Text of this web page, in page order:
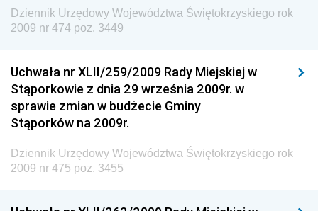
Dziennik Urzędowy Ministra Środowiska i Głównego
Inspektora Ochrony Środowiska
Dziennik Urzędowy Ministerstwa Kultury, Dziedzictwa
Narodowego i Sportu
Dziennik Urzędowy Ministra Finansów, Funduszy i
Dziennik Urzędowy Ministra Rozwoju, Pracy i
Dziennik Urzędowy Ministra Kultury, Dziedzictwa
Dziennik Urzędowy Województwa Świętokrzyskiego rok
2009 nr 474 poz. 3449
Uchwała nr XLII/259/2009 Rady Miejskiej w
Stąporkowie z dnia 29 września 2009r. w
sprawie zmian w budżecie Gminy
Stąporków na 2009r.
Dziennik Urzędowy Województwa Świętokrzyskiego rok
2009 nr 475 poz. 3455